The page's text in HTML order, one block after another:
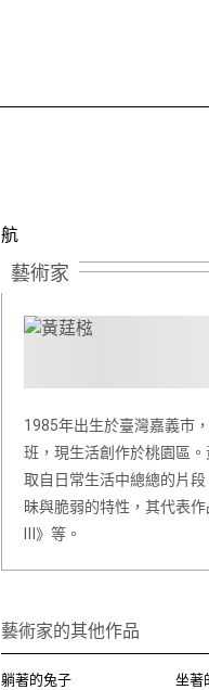
航
藝術家
1985年出生於臺灣嘉義市
班，現生活創作於桃園區
取自日常生活中總總的片
昧與脆弱的特性，其代表
Ⅲ》等。
藝術家的其他作品
躺著的兔子 坐著